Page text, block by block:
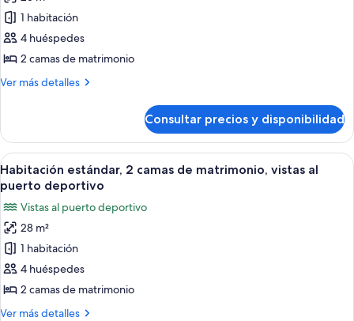
de
Habitación
estándar,
camas
lanai
1 habitación
4 huéspedes
2 camas de matrimonio
Ver más detalles
Más
estándar,
camas
de
matrimonio,
lanai
Consultar precios y disponibilidad
Abrir
todas
las
fotos
de
Habitación
estándar,
2
camas
Habitación estándar, 2 camas de
5
Habitación estándar, 2 camas de matrimonio, vistas al
puerto deportivo
Vistas al puerto deportivo
28 m²
1 habitación
4 huéspedes
2 camas de matrimonio
Ver más detalles
Más